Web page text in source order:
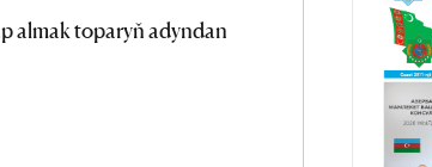
almak toparyň adyndan